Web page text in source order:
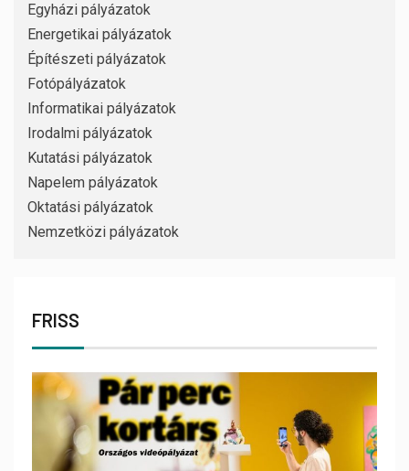
Egyházi pályázatok
Energetikai pályázatok
Építészeti pályázatok
Fotópályázatok
Informatikai pályázatok
Irodalmi pályázatok
Kutatási pályázatok
Napelem pályázatok
Oktatási pályázatok
Nemzetközi pályázatok
FRISS